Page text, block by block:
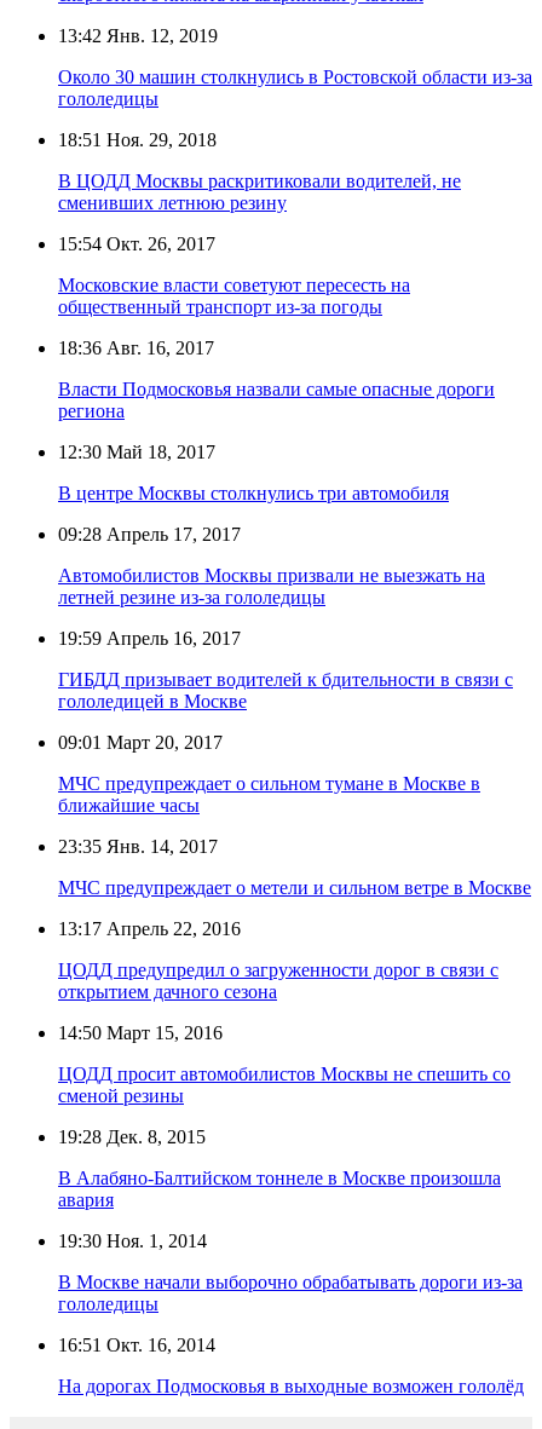
13:42 Янв. 12, 2019
Около 30 машин столкнулись в Ростовской области из-за
гололедицы
18:51 Ноя. 29, 2018
В ЦОДД Москвы раскритиковали водителей, не
сменивших летнюю резину
15:54 Окт. 26, 2017
Московские власти советуют пересесть на
общественный транспорт из-за погоды
18:36 Авг. 16, 2017
Власти Подмосковья назвали самые опасные дороги
региона
12:30 Май 18, 2017
В центре Москвы столкнулись три автомобиля
09:28 Апрель 17, 2017
Автомобилистов Москвы призвали не выезжать на
летней резине из-за гололедицы
19:59 Апрель 16, 2017
ГИБДД призывает водителей к бдительности в связи с
гололедицей в Москве
09:01 Март 20, 2017
МЧС предупреждает о сильном тумане в Москве в
ближайшие часы
23:35 Янв. 14, 2017
МЧС предупреждает о метели и сильном ветре в Москве
13:17 Апрель 22, 2016
ЦОДД предупредил о загруженности дорог в связи с
открытием дачного сезона
14:50 Март 15, 2016
ЦОДД просит автомобилистов Москвы не спешить со
сменой резины
19:28 Дек. 8, 2015
В Алабяно-Балтийском тоннеле в Москве произошла
авария
19:30 Ноя. 1, 2014
В Москве начали выборочно обрабатывать дороги из-за
гололедицы
16:51 Окт. 16, 2014
На дорогах Подмосковья в выходные возможен гололёд